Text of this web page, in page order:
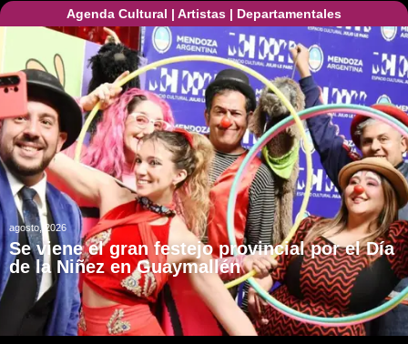
Agenda Cultural | Artistas | Departamentales
agosto, 2026
Se viene el gran festejo provincial por el Día
de la Niñez en Guaymallén